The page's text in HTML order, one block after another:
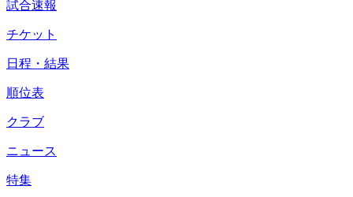
試合速報
チケット
日程・結果
順位表
クラブ
ニュース
特集